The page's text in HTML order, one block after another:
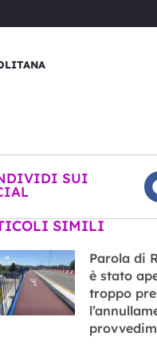
SUI
SIMILI
Parola di
è stato
troppo